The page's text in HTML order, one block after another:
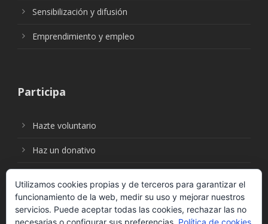
Sensibilización y difusión
Emprendimiento y empleo
Participa
Hazte voluntario
Haz un donativo
Síguenos en:
Utilizamos cookies propias y de terceros para garantizar el
funcionamiento de la web, medir su uso y mejorar nuestros
servicios. Puede aceptar todas las cookies, rechazar las no
necesarias o configurar sus preferencias. Política de cookies